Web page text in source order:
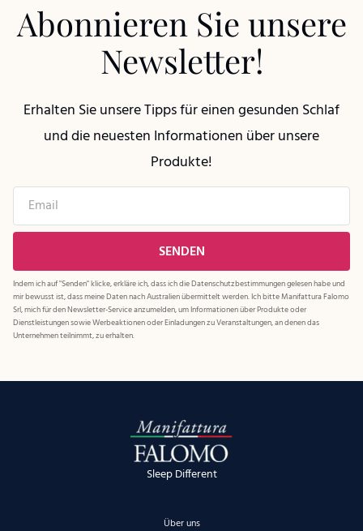
Abonnieren Sie unsere
Newsletter!
Erhalten Sie unsere Tipps für einen gesunden Schlaf
und die neuesten Informationen über unsere
Produkte!
Indem ich auf "Senden" klicke, erkläre ich, dass ich dieDatenschutzbestimmungengelesen habe und
mir bewusst ist, dass meine Daten nach Australien übermittelt werden. Ich bitte Manifattura Falomo
Srl, mich für den Newsletter-Service anzumelden, um Informationen über Produkte oder
Dienstleistungen sowie Werbeaktionen oder Einladungen zu Veranstaltungen, an denen das
Unternehmen teilnimmt, zu erhalten.
Sleep Different
Über uns